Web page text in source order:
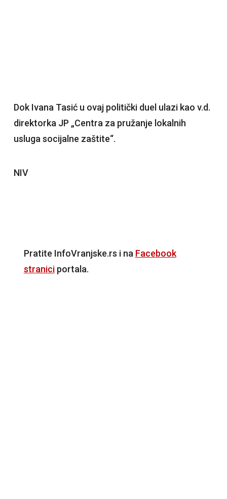
Dok Ivana Tasić u ovaj politički duel ulazi kao v.d.
direktorka JP „Centra za pružanje lokalnih
usluga socijalne zaštite“.
NIV
Pratite InfoVranjske.rs i na Facebook
straniciportala.